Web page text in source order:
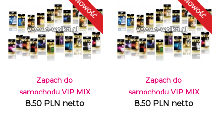
Zapach do
samochodu VIP MIX
8.50 PLN netto
Zapach do
samochodu VIP MIX
8.50 PLN netto